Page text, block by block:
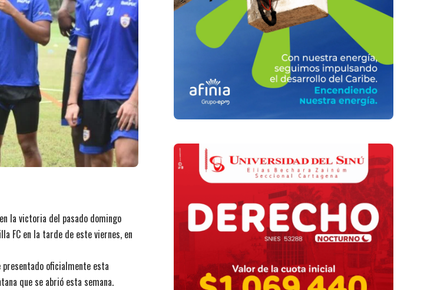
la victoria del pasado domingo
FC en la tarde de este viernes, en
oficialmente esta
que se abrió esta semana.